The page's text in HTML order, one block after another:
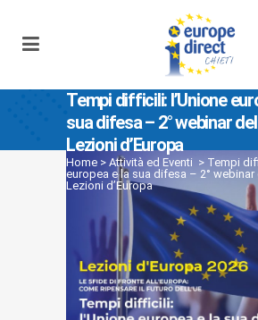
Tempi difficili: l’Unione
sua difesa – 2° webinar
Lezioni d’Europa
Home > Attività ed Eventi > Tempi
europea e la sua difesa – 2° webinar
Lezioni d’Europa